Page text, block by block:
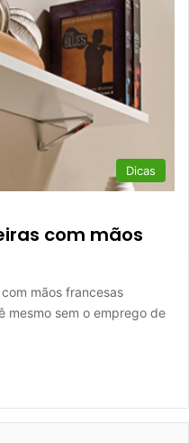
Dicas
com mãos
mãos francesas
mesmo sem o emprego de